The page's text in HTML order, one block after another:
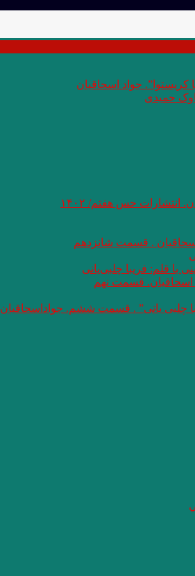
جواد اسحاقیان
حمیدی
انتشارات حس هفتم/ ۱۴۰۲
اسحاقیان . قسمت شانزدهم
با قلم: فریبا چلبی‌یانی
اسحاقیان. قسمت نهم
چلبی یانی” . قسمت ششم. جواداسحاقیان